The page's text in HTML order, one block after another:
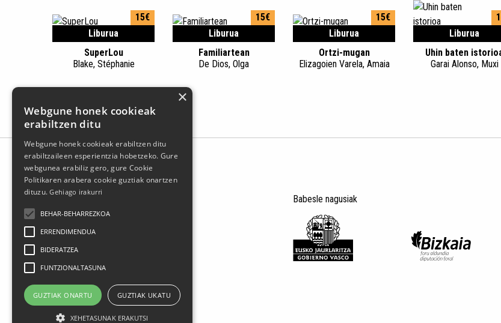
Liburua
15€
SuperLou
Blake, Stéphanie
Liburua
15€
Familiartean
De Dios, Olga
Liburua
15€
Ortzi-mugan
Elizagoien Varela, Amaia
Liburua
Uhin baten
Garai Alonso, Muxi
Larrasoloeta, 3 48200 Durango
gerediaga@durangokoazoka.eus
Babesle nagusiak
×
Webgune honek cookieak
erabiltzen ditu
Webgune honek cookieak erabiltzen ditu
erabiltzaileen esperientzia hobetzeko. Gure
webgunea erabiliz gero, gure Cookie
Politikaren arabera cookie guztiak onartzen
dituzu.Gehiago irakurri
BEHAR-BEHARREZKOA
ERRENDIMENDUA
BIDERATZEA
FUNTZIONALTASUNA
GUZTIAK ONARTU GUZTIAK UKATU
XEHETASUNAK ERAKUTSI